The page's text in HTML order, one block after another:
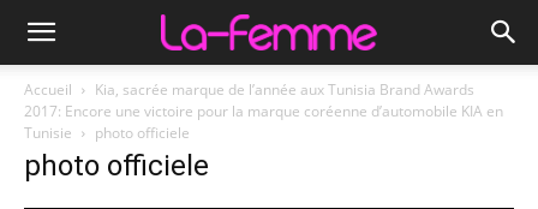
Accueil
Kia, sacrée marque de l’année aux Tunisia Brand Awards
2017: Encore une victoire pour la marque coréenne d’automobile KIA en
Tunisie
photo officiele
photo officiele